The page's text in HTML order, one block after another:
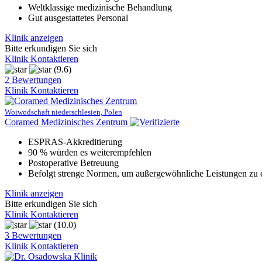
Weltklassige medizinische Behandlung
Gut ausgestattetes Personal
Klinik anzeigen
Bitte erkundigen Sie sich
Klinik Kontaktieren
(9.6)
2 Bewertungen
Klinik Kontaktieren
Woiwodschaft niederschlesien, Polen
Coramed Medizinisches Zentrum
ESPRAS-Akkreditierung
90 % würden es weiterempfehlen
Postoperative Betreuung
Befolgt strenge Normen, um außergewöhnliche Leistungen zu
Klinik anzeigen
Bitte erkundigen Sie sich
Klinik Kontaktieren
(10.0)
3 Bewertungen
Klinik Kontaktieren